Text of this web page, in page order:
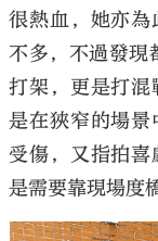
很熱血，她亦
不多，不過發現
打架，更是打混
是在狹窄的場景
受傷，又指拍
是需要靠現場度